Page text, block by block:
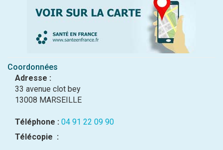
Coordonnées
Adresse :
33 avenue clot bey
13008 MARSEILLE
Téléphone : 04 91 22 09 90
Télécopie :